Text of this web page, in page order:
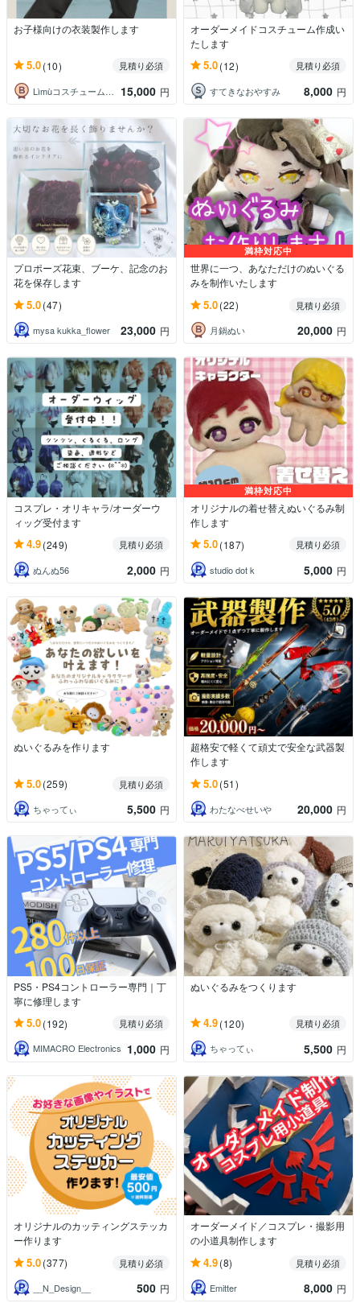
お子様向けの衣装製作します
5.0(10)
見積り必須
Lìmùコスチュームデザイナー
15,000 円
オーダーメイドコスチューム作成い
たします
5.0(12)
見積り必須
すてきなおやすみ
8,000 円
プロポーズ花束、ブーケ、記念のお
花を保存します
5.0(47)
mysa kukka_flower 23,000 円
満枠対応中
世界に一つ、あなただけのぬいぐる
みを制作いたします
5.0(22)
見積り必須
月鍋ぬい
20,000 円
コスプレ・オリキャラ/オーダーウ
ィッグ受付ます
4.9(249)
見積り必須
ぬんぬ56
2,000 円
満枠対応中
オリジナルの着せ替えぬいぐるみ制
作します
5.0(187)
見積り必須
studio dot k
5,000 円
ぬいぐるみを作ります
5.0(259)
見積り必須
ちゃってぃ
5,500 円
超格安で軽くて頑丈で安全な武器製
作します
5.0(51)
わたなべせいや 20,000 円
PS5・PS4コントローラー専門｜丁
寧に修理します
5.0(192)
見積り必須
MIMACRO Electronics 1,000 円
ぬいぐるみをつくります
4.9(120)
見積り必須
ちゃってぃ
5,500 円
オリジナルのカッティングステッカ
ー作ります
5.0(377)
見積り必須
__N_Design__
500 円
オーダーメイド／コスプレ・撮影用
の小道具制作します
4.9(8)
見積り必須
Emitter
8,000 円